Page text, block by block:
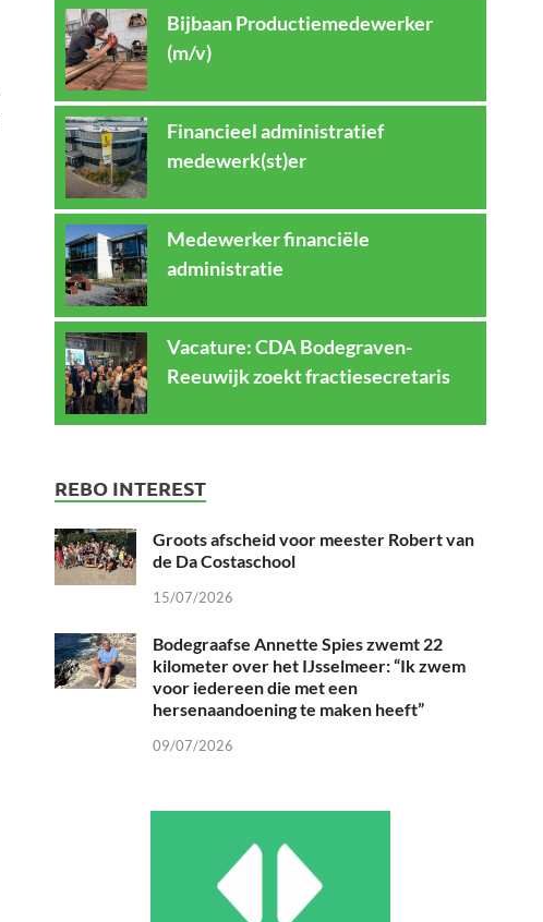
Bijbaan Productiemedewerker
(m/v)
Financieel administratief
medewerk(st)er
Medewerker financiële
administratie
Vacature: CDA Bodegraven-
Reeuwijk zoekt fractiesecretaris
REBO INTEREST
Groots afscheid voor meester Robert van
de Da Costaschool
15/07/2026
Bodegraafse Annette Spies zwemt 22
kilometer over het IJsselmeer: “Ik zwem
voor iedereen die met een
hersenaandoening te maken heeft”
09/07/2026